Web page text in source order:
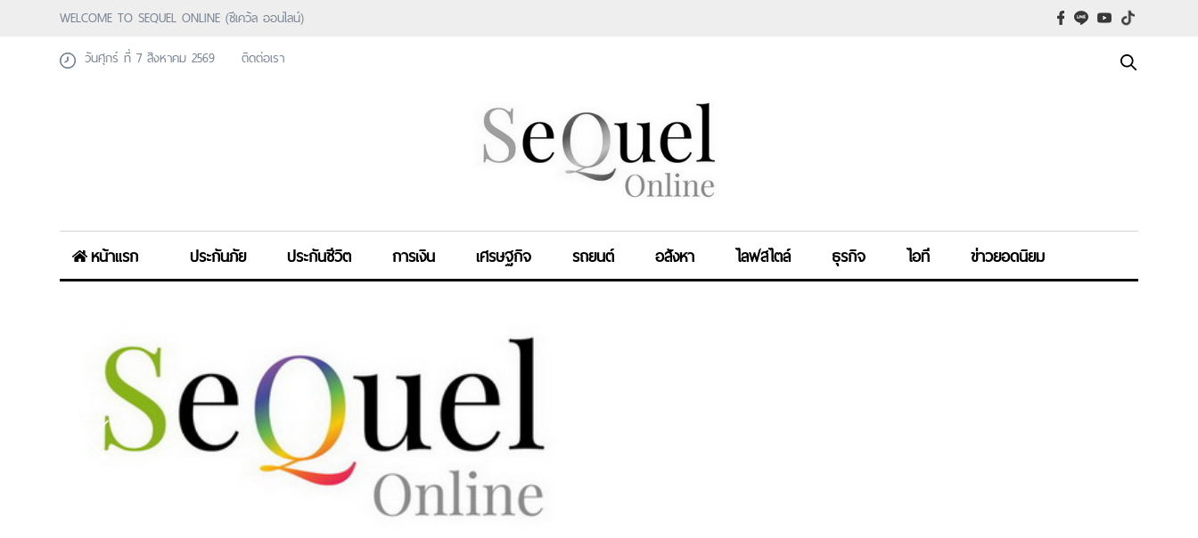
WELCOME TO SEQUEL ONLINE (ซีเคว้ล ออนไลน์)
วันศุกร์ ที่ 7 สิงหาคม 2569
ติดต่อเรา
หน้าแรก ประกันภัย ประกันชีวิต การเงิน เศรษฐกิจ รถยนต์ อสังหา ไลฟสไตล์ ธุรกิจ ไอที ข่าวยอดนิยม